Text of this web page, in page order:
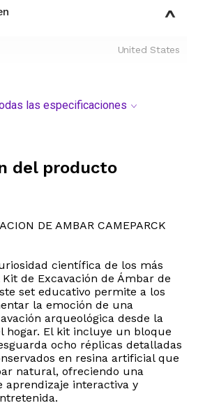
United States
las especificaciones
del producto
DE AMBAR CAMEPARCK
científica de los más
Kit de Excavación de Ámbar de
set educativo permite a los
la emoción de una
arqueológica desde la
hogar. El kit incluye un bloque
ocho réplicas detalladas
en resina artificial que
natural, ofreciendo una
aprendizaje interactiva y